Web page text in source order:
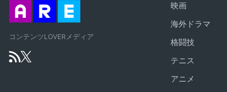
コンテンツLOVERメディア
映画
海外ドラマ
格闘技
テニス
アニメ